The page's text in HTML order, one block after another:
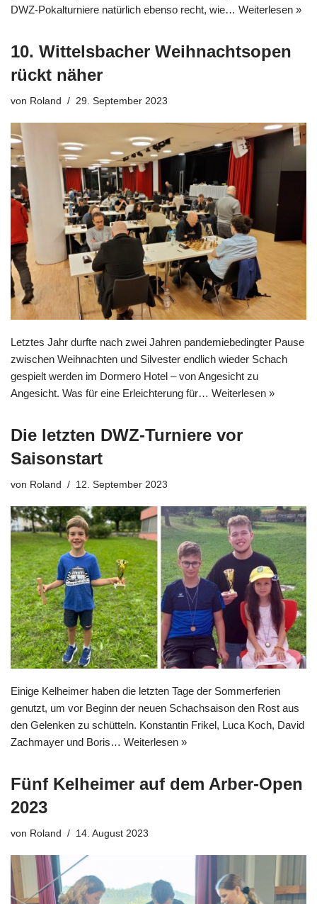
DWZ-Pokalturniere natürlich ebenso recht, wie… Weiterlesen »
10. Wittelsbacher Weihnachtsopen
rückt näher
von Roland 29. September 2023
Letztes Jahr durfte nach zwei Jahren pandemiebedingter Pause
zwischen Weihnachten und Silvester endlich wieder Schach
gespielt werden im Dormero Hotel – von Angesicht zu
Angesicht. Was für eine Erleichterung für… Weiterlesen »
Die letzten DWZ-Turniere vor
Saisonstart
von Roland 12. September 2023
Einige Kelheimer haben die letzten Tage der Sommerferien
genutzt, um vor Beginn der neuen Schachsaison den Rost aus
den Gelenken zu schütteln. Konstantin Frikel, Luca Koch, David
Zachmayer und Boris… Weiterlesen »
Fünf Kelheimer auf dem Arber-Open
2023
von Roland 14. August 2023